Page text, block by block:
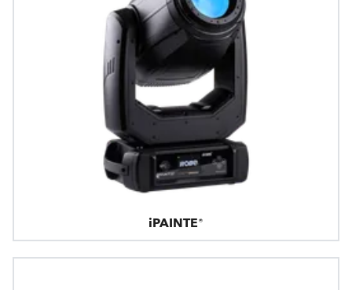
iPAINTE®